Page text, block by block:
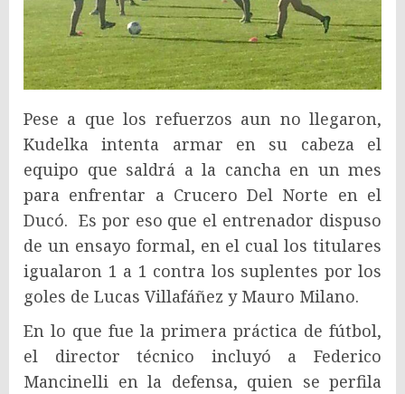
Pese a que los refuerzos aun no llegaron,
Kudelka intenta armar en su cabeza el
equipo que saldrá a la cancha en un mes
para enfrentar a Crucero Del Norte en el
Ducó. Es por eso que el entrenador dispuso
de un ensayo formal, en el cual los titulares
igualaron 1 a 1 contra los suplentes por los
goles de Lucas Villafáñez y Mauro Milano.
En lo que fue la primera práctica de fútbol,
el director técnico incluyó a Federico
Mancinelli en la defensa, quien se perfila